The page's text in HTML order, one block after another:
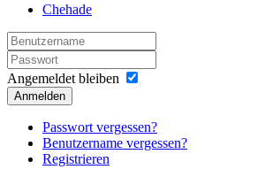
Chehade
Angemeldet bleiben
Anmelden
Passwort vergessen?
Benutzername vergessen?
Registrieren